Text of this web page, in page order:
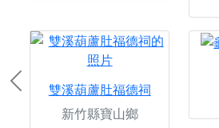
雙溪葫蘆肚福德祠
新竹縣寶山鄉
Previous